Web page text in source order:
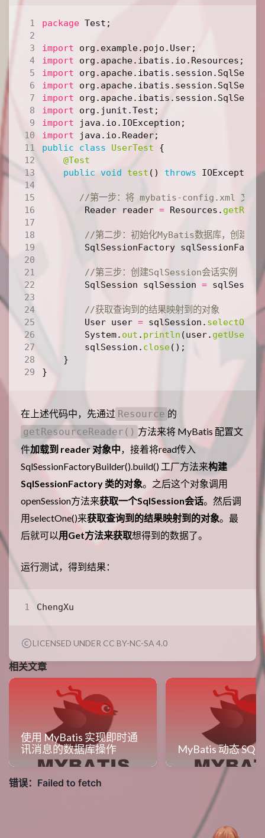
package Test ;
import org.example.pojo.User;
import
org.apache.ibatis.io.Resources ;
import
import
import
import
org.junit.Test ;
import
java.io.IOException ;
import
java.io.Reader;
public
class UserTest
{
@Test
public void test () throws IOException
//第一步：将 mybatis-config.xml 文件
Reader
reader = Resources .
//第二步：初始化MyBatis数据库，创
SqlSessionFactory
//第三步：创建SqlSession会话实例
SqlSession
sqlSession =
//获取查询到的结果映射到的对象
User user = sqlSession . selectOne
System. out . println (user.
sqlSession . close();
}
}
在上述代码中，先通过 Resource 的
getResourceReader() 方法来将 MyBatis 配置文
件加载到 reader 对象中，接着将read传入
SqlSessionFactoryBuilder().build() 工厂方法来构建
SqlSessionFactory 类的对象。之后这个对象调用
openSession方法来获取一个SqlSession会话。然后调
用selectOne()来获取查询到的结果映射到的对象。最
后就可以用Get方法来获取想得到的数据了。
运行测试，得到结果：
LICENSED UNDER CC BY-NC-SA 4.0
相关文章
使用 MyBatis 实现即时通
讯消息的数据库操作
MyBatis 动态 SQL